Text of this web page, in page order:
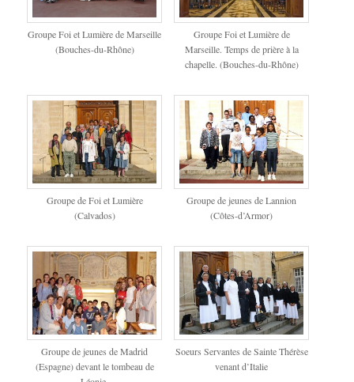
Groupe Foi et Lumière de Marseille
(Bouches-du-Rhône)
Groupe Foi et Lumière de
Marseille. Temps de prière à la
chapelle. (Bouches-du-Rhône)
Groupe de Foi et Lumière
(Calvados)
Groupe de jeunes de Lannion
(Côtes-d’Armor)
Groupe de jeunes de Madrid
(Espagne) devant le tombeau de
Soeurs Servantes de Sainte Thérèse
venant d’Italie